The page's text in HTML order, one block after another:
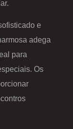
e
adega
para
Os